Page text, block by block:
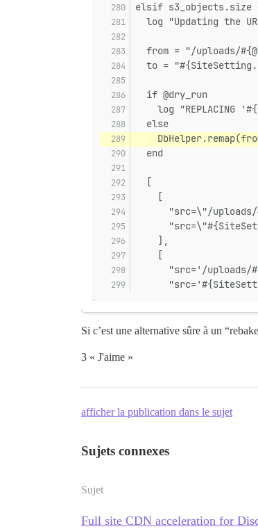
elsif s3_objects.size
log "Updating the
from = "/uploads/
to =
  if @dry_run
log "REPLACING
  else
  end
  [
    [
"src=\"/
    ],
    [
"src='/uploads/
Si c’est une alternative sûre à un
3 « J'aime »
afficher la publication dans le sujet
Sujets connexes
Sujet
Full site CDN acceleration for